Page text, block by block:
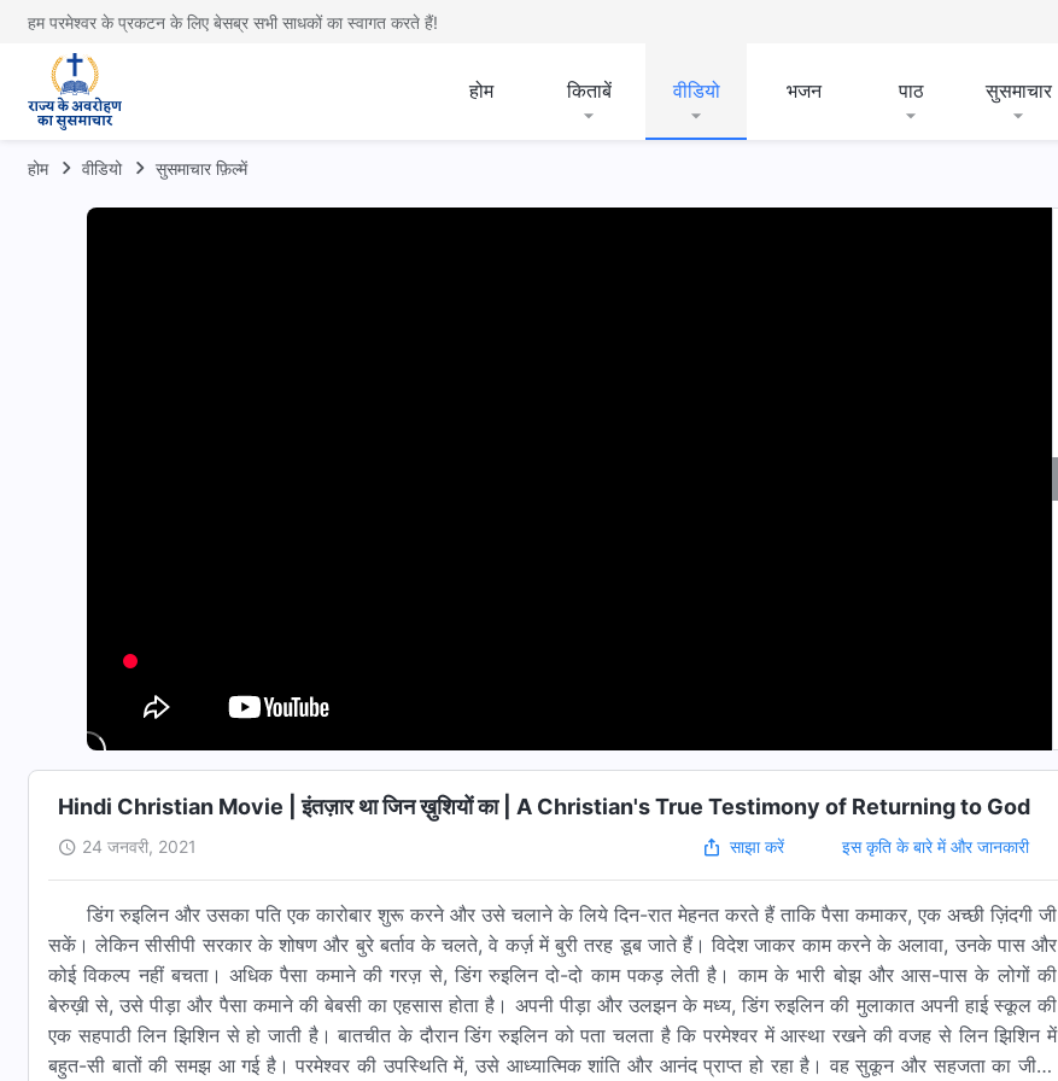
हम परमेश्वर के प्रकटन के लिए बेसब्र सभी साधकों का स्वागत करते हैं!
होम किताबें वीडियो भजन पाठ सुसमाचार
होम वीडियो सुसमाचार फ़िल्में
Hindi Christian Movie | इंतज़ार था जिन ख़ुशियों का | A Christian's True Testimony of Returning to God
24 जनवरी, 2021 साझा करें इस कृति के बारे में और जानकारी
डिंग रुइलिन और उसका पति एक कारोबार शुरू करने और उसे चलाने के लिये दिन-रात मेहनत करते हैं ताकि पैसा कमाकर, एक अच्छी ज़िंदगी जी
सकें। लेकिन सीसीपी सरकार के शोषण और बुरे बर्ताव के चलते, वे कर्ज़ में बुरी तरह डूब जाते हैं। विदेश जाकर काम करने के अलावा, उनके पास और
कोई विकल्प नहीं बचता। अधिक पैसा कमाने की गरज़ से, डिंग रुइलिन दो-दो काम पकड़ लेती है। काम के भारी बोझ और आस-पास के लोगों की
बेरुख़ी से, उसे पीड़ा और पैसा कमाने की बेबसी का एहसास होता है। अपनी पीड़ा और उलझन के मध्य, डिंग रुइलिन की मुलाकात अपनी हाई स्कूल की
एक सहपाठी लिन झिशिन से हो जाती है। बातचीत के दौरान डिंग रुइलिन को पता चलता है कि परमेश्वर में आस्था रखने की वजह से लिन झिशिन में
बहुत-सी बातों की समझ आ गई है। परमेश्वर की उपस्थिति में, उसे आध्यात्मिक शांति और आनंद प्राप्त हो रहा है। वह सुकून और सहजता का जीवन